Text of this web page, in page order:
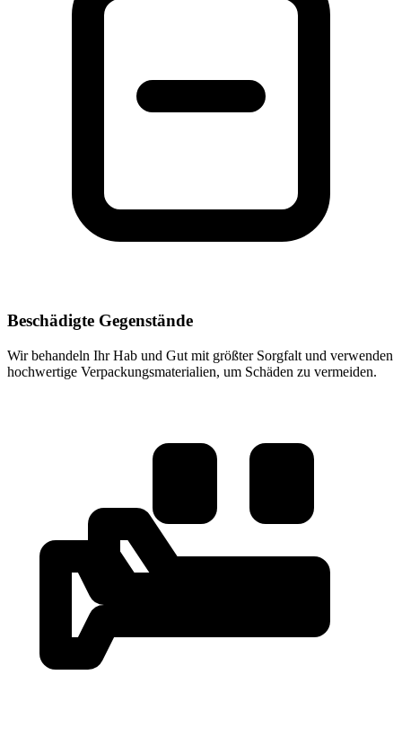
Beschädigte Gegenstände
Wir behandeln Ihr Hab und Gut mit größter Sorgfalt und verwenden
hochwertige Verpackungsmaterialien, um Schäden zu vermeiden.